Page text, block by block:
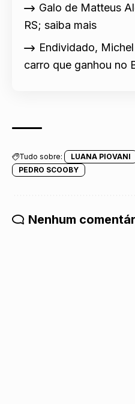
Galo de Matteus
RS; saiba mais
Endividado,
carro que ganhou no
Tudo sobre: LUANA PIOVANI
PEDRO SCOOBY
Nenhum